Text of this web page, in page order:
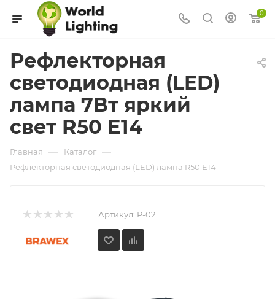
0
Рефлекторная
светодиодная (LED)
лампа 7Вт яркий
свет R50 Е14
Главная — Каталог —
Рефлекторная светодиодная (LED) лампа R50 Е14
Артикул: Р-02